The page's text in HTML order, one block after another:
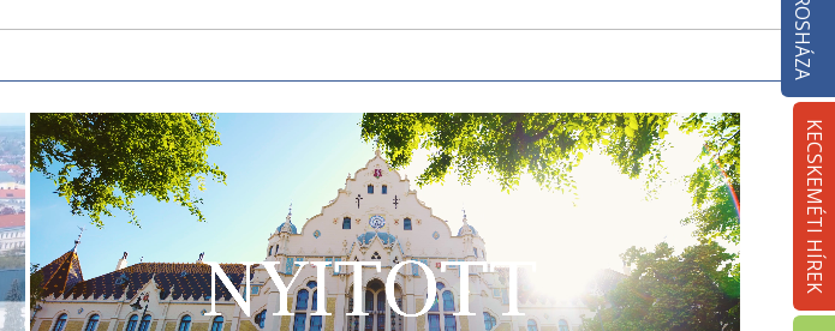
VÁROSHÁZA
KECSKEMÉTI HÍREK